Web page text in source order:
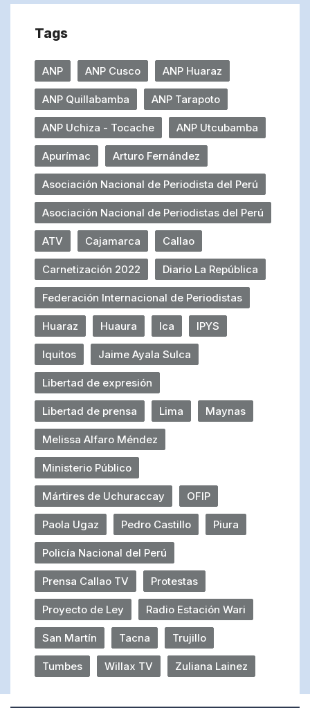
Tags
ANP ANP Cusco ANP Huaraz
ANP Quillabamba ANP Tarapoto
ANP Uchiza - Tocache ANP Utcubamba
Apurímac Arturo Fernández
Asociación Nacional de Periodista del Perú
Asociación Nacional de Periodistas del Perú
ATV Cajamarca Callao
Carnetización 2022 Diario La República
Federación Internacional de Periodistas
Huaraz Huaura Ica IPYS
Iquitos Jaime Ayala Sulca
Libertad de expresión
Libertad de prensa Lima Maynas
Melissa Alfaro Méndez
Ministerio Público
Mártires de Uchuraccay OFIP
Paola Ugaz Pedro Castillo Piura
Policía Nacional del Perú
Prensa Callao TV Protestas
Proyecto de Ley Radio Estación Wari
San Martín Tacna Trujillo
Tumbes Willax TV Zuliana Lainez